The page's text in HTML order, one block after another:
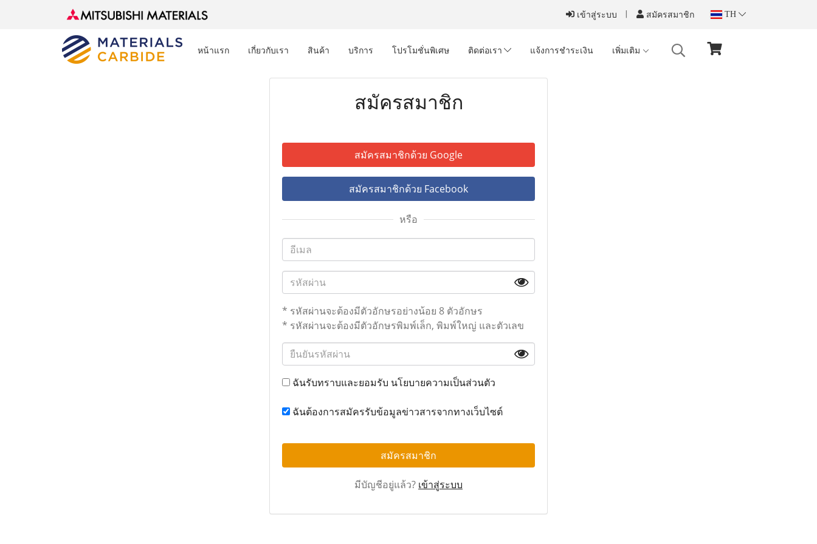
เข้าสู่ระบบ สมัครสมาชิก TH
หน้าแรก เกี่ยวกับเรา สินค้า บริการ โปรโมชั่นพิเศษ ติดต่อเรา แจ้งการชำระเงิน เพิ่มเติม
สมัครสมาชิก
สมัครสมาชิกด้วย Google
สมัครสมาชิกด้วย Facebook
หรือ
* รหัสผ่านจะต้องมีตัวอักษรอย่างน้อย 8 ตัวอักษร
* รหัสผ่านจะต้องมีตัวอักษรพิมพ์เล็ก, พิมพ์ใหญ่ และตัวเลข
ฉันรับทราบและยอมรับ นโยบายความเป็นส่วนตัว
ฉันต้องการสมัครรับข้อมูลข่าวสารจากทางเว็บไซต์
สมัครสมาชิก
มีบัญชีอยู่แล้ว? เข้าสู่ระบบ